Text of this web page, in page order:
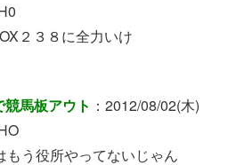
２３８に全力いけ
馬板アウト ：2012/08/02(木)
もう役所やってないじゃん